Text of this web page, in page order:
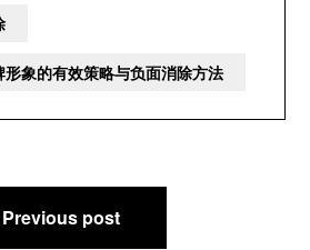
象的有效策略与负面消除方法
Previous post